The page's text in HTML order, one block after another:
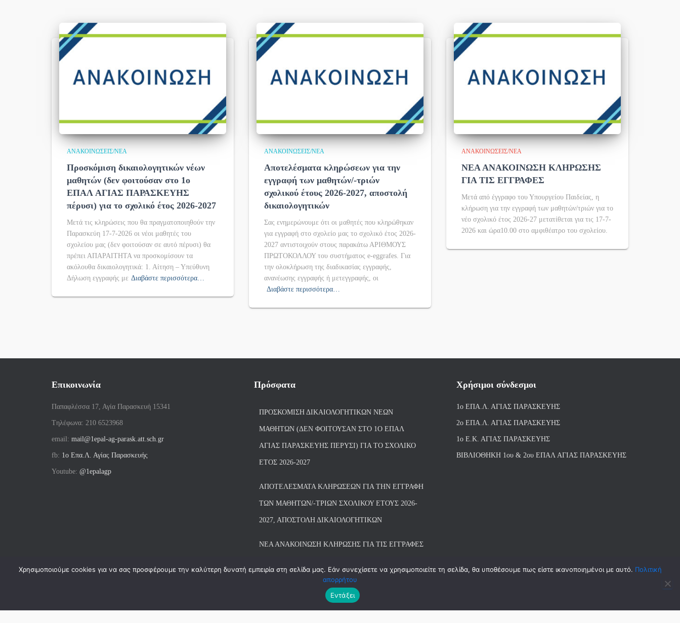
ΑΝΑΚΟΙΝΏΣΕΙΣ/ΝΈΑ
Προσκόμιση δικαιολογητικών νέων
μαθητών (δεν φοιτούσαν στο 1ο
ΕΠΑΛ ΑΓΙΑΣ ΠΑΡΑΣΚΕΥΗΣ
πέρυσι) για το σχολικό έτος 2026-2027
Μετά τις κληρώσεις που θα πραγματοποιηθούν την
Παρασκεύη 17-7-2026 οι νέοι μαθητές του
σχολείου μας (δεν φοιτούσαν σε αυτό πέρυσι) θα
πρέπει ΑΠΑΡΑΙΤΗΤΑ να προσκομίσουν τα
ακόλουθα δικαιολογητικά: 1. Αίτηση – Υπεύθυνη
Δήλωση εγγραφής με Διαβάστε περισσότερα…
ΑΝΑΚΟΙΝΏΣΕΙΣ/ΝΈΑ
Αποτελέσματα κληρώσεων για την
εγγραφή των μαθητών/-τριών
σχολικού έτους 2026-2027, αποστολή
δικαιολογητικών
Σας ενημερώνουμε ότι οι μαθητές που κληρώθηκαν
για εγγραφή στο σχολείο μας το σχολικό έτος 2026-
2027 αντιστοιχούν στους παρακάτω ΑΡΙΘΜΟΥΣ
ΠΡΩΤΟΚΟΛΛΟΥ του συστήματος e-eggrafes. Για
την ολοκλήρωση της διαδικασίας εγγραφής,
ανανέωσης εγγραφής ή μετεγγραφής, οι
Διαβάστε περισσότερα…
ΑΝΑΚΟΙΝΏΣΕΙΣ/ΝΈΑ
ΝΕΑ ΑΝΑΚΟΙΝΩΣΗ ΚΛΗΡΩΣΗΣ
ΓΙΑ ΤΙΣ ΕΓΓΡΑΦΕΣ
Μετά από έγγραφο του Υπουργείου Παιδείας, η
κλήρωση για την εγγραφή των μαθητών/τριών για το
νέο σχολικό έτος 2026-27 μετατίθεται για τις 17-7-
2026 και ώρα10.00 στο αμφιθέατρο του σχολείου.
Επικοινωνία
Παπαφλέσσα 17, Αγία Παρασκευή 15341
Tηλέφωνα: 210 6523968
email: mail@1epal-ag-parask.att.sch.gr
fb: 1ο Επα.Λ. Αγίας Παρασκευής
Youtube: @1epalagp
Πρόσφατα
ΠΡΟΣΚΌΜΙΣΗ ΔΙΚΑΙΟΛΟΓΗΤΙΚΏΝ ΝΈΩΝ
ΜΑΘΗΤΏΝ (ΔΕΝ ΦΟΙΤΟΎΣΑΝ ΣΤΟ 1Ο ΕΠΑΛ
ΑΓΙΑΣ ΠΑΡΑΣΚΕΥΗΣ ΠΈΡΥΣΙ) ΓΙΑ ΤΟ ΣΧΟΛΙΚΌ
ΈΤΟΣ 2026-2027
ΑΠΟΤΕΛΈΣΜΑΤΑ ΚΛΗΡΏΣΕΩΝ ΓΙΑ ΤΗΝ ΕΓΓΡΑΦΉ
ΤΩΝ ΜΑΘΗΤΏΝ/-ΤΡΙΏΝ ΣΧΟΛΙΚΟΎ ΈΤΟΥΣ 2026-
2027, ΑΠΟΣΤΟΛΉ ΔΙΚΑΙΟΛΟΓΗΤΙΚΏΝ
ΝΕΑ ΑΝΑΚΟΙΝΩΣΗ ΚΛΗΡΩΣΗΣ ΓΙΑ ΤΙΣ ΕΓΓΡΑΦΕΣ
Χρήσιμοι σύνδεσμοι
1ο ΕΠΑ.Λ. ΑΓΙΑΣ ΠΑΡΑΣΚΕΥΗΣ
2ο ΕΠΑ.Λ. ΑΓΙΑΣ ΠΑΡΑΣΚΕΥΗΣ
1ο Ε.Κ. ΑΓΙΑΣ ΠΑΡΑΣΚΕΥΗΣ
ΒΙΒΛΙΟΘΗΚΗ 1ου & 2ου ΕΠΑΛ ΑΓΙΑΣ ΠΑΡΑΣΚΕΥΗΣ
Χρησιμοποιούμε cookies για να σας προσφέρουμε την καλύτερη δυνατή εμπειρία στη σελίδα μας. Εάν συνεχίσετε να χρησιμοποιείτε τη σελίδα, θα υποθέσουμε πως είστε ικανοποιημένοι με αυτό. Πολιτική
απορρήτου
Εντάξει